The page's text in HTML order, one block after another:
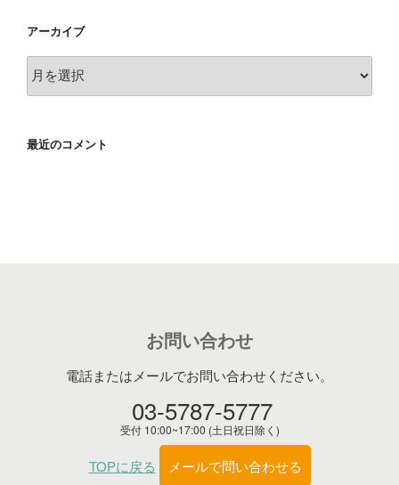
アーカイブ
ア
ー
イ
最近のコメント
お問い合わせ
電話またはメールでお問い合わせください。
03-5787-5777
受付 10:00~17:00 (土日祝日除く)
TOPに戻る メールで問い合わせる